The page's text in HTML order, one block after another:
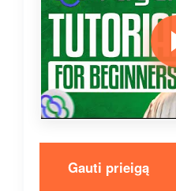
Gauti prieigą